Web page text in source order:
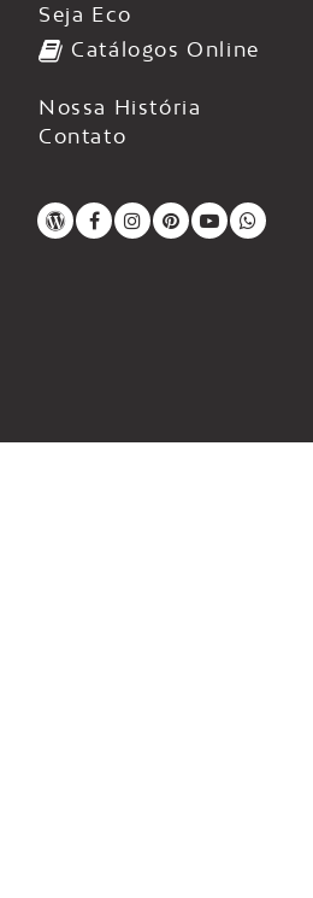
Seja Eco
Catálogos Online
Nossa História
Contato